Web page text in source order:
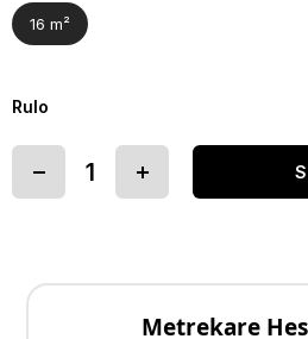
16 m²
Rulo
Metrekare